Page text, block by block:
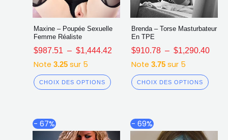
Maxine – Poupée Sexuelle
Femme Réaliste
$987.51 – $1,444.42
Note 3.25sur 5
CHOIX DES OPTIONS
Brenda – Torse Masturbateur
En TPE
$910.78 – $1,290.40
Note 3.75sur 5
CHOIX DES OPTIONS
- 67%
Plage
de
produit
- 69%
de